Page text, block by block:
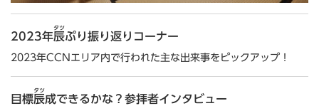
2023年辰
タツ
ぷり振り返りコーナー
2023年CCNエリア内で行われた主な出来事をピックアップ！
目標辰
タツ
成できるかな？参拝者インタビュー